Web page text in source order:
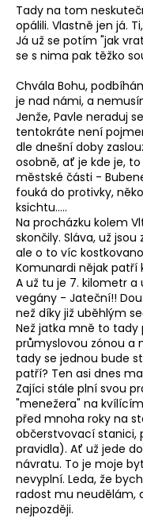
Tady na tom
opálili. Vlastně jen já.
Já už se potím "jak
se s nima pak těžko
Chvála Bohu,
je nad námi, a
Jenže, Pavle neraduj
tentokráte není
dle dnešní doby
osobně, ať je kde je,
městské části -
fouká do protivky,
ksichtu.....
Na procházku kolem
skončily. Sláva, už
ale o to víc
Komunardi nějak patří
A už tu je 7. kilometr
vegány - Jateční!!
než díky již uběhlým
Než jatka mně to
průmyslovou zónou a
tady se jednou bude
patří? Ten asi dnes
Zajíci stále plní svou
"menežera" na
před mnoha roky na
občerstvovací stanici,
pravidla). Ať už jede
návratu. To je moje
nevyplní. Leda, že
radost mu neudělám,
nejpozději.